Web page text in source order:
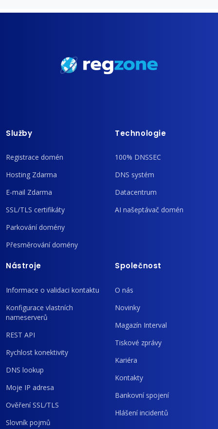
Služby
Registrace domén
Hosting Zdarma
E-mail Zdarma
SSL/TLS certifikáty
Parkování domény
Přesměrování domény
Technologie
100% DNSSEC
DNS systém
Datacentrum
AI našeptávač domén
Nástroje
Informace o validaci kontaktu
Konfigurace vlastních
nameserverů
REST API
Rychlost konektivity
DNS lookup
Moje IP adresa
Ověření SSL/TLS
Slovník pojmů
Společnost
O nás
Novinky
Magazín Interval
Tiskové zprávy
Kariéra
Kontakty
Bankovní spojení
Hlášení incidentů